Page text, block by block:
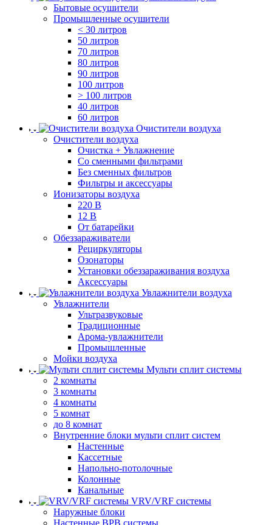
Бытовые осушители
Промышленные осушители
< 30 литров
50 литров
70 литров
80 литров
90 литров
100 литров
> 100 литров
40 литров
60 литров
Очистители воздуха
Очистители воздуха
Очистка + Увлажнение
Cо сменными фильтрами
Без сменных фильтров
Фильтры и аксессуары
Ионизаторы воздуха
220 В
12 В
От батарейки
Обеззараживатели
Рециркуляторы
Озонаторы
Установки обеззараживания воздуха
Аксессуары
Увлажнители воздуха
Увлажнители
Ультразвуковые
Традиционные
Арома-увлажнители
Промышленные
Мойки воздуха
Мульти сплит системы
2 комнаты
3 комнаты
4 комнаты
5 комнат
до 8 комнат
Внутренние блоки мульти сплит систем
Настенные
Кассетные
Напольно-потолочные
Колонные
Канальные
VRV/VRF системы
Наружные блоки
Настенные ВРВ системы